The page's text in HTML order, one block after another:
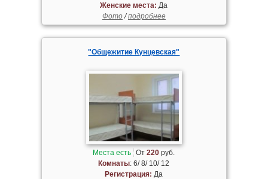
Женские места: Да
Фото/подробнее
"Общежитие Кунцевская"
Места есть От220 руб.
Комнаты: 6/ 8/ 10/ 12
Регистрация: Да